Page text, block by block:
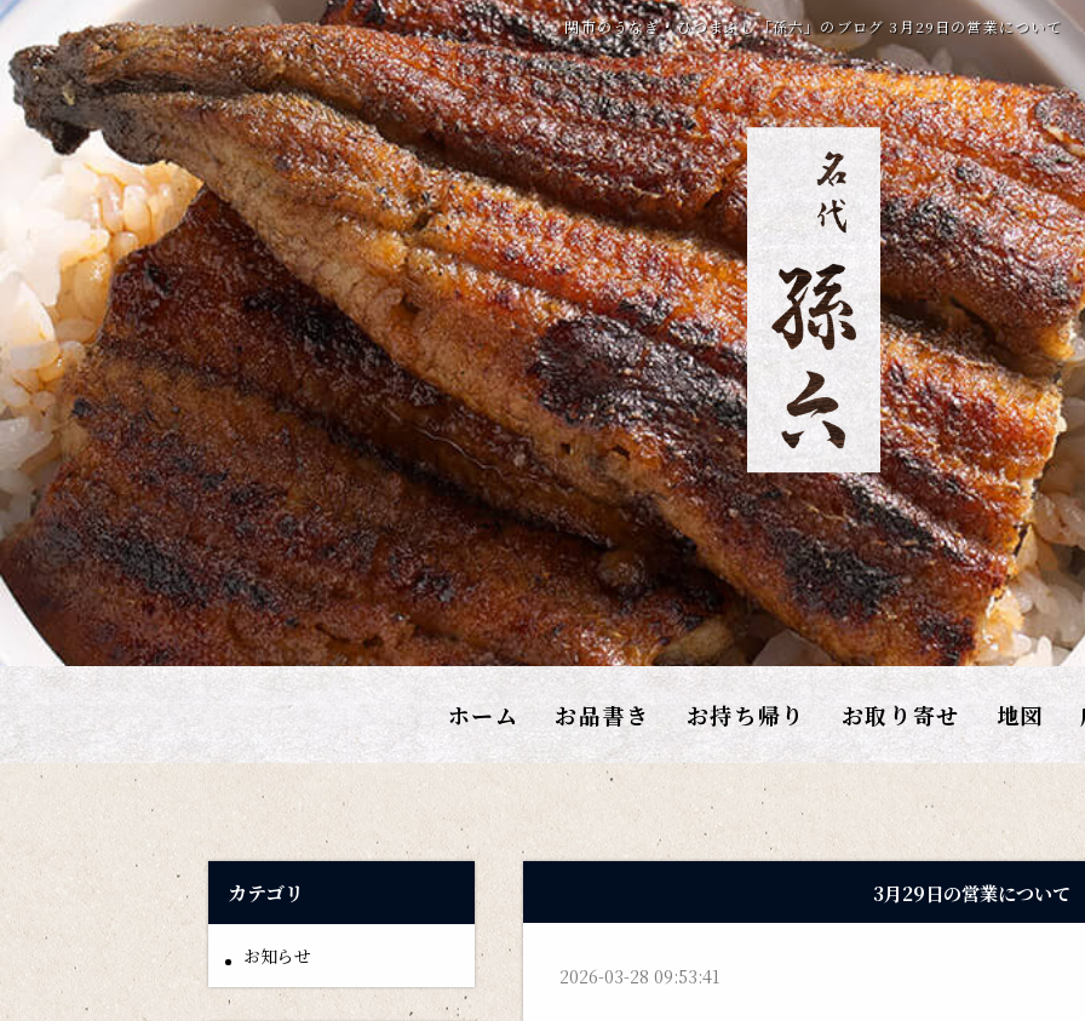
関市のうなぎ・ひつまぶし「孫六」のブログ 3月29日の営業について
ホーム お品書き お持ち帰り お取り寄せ 地図
カテゴリ
お知らせ
3月29日の営業について
2026-03-28 09:53:41